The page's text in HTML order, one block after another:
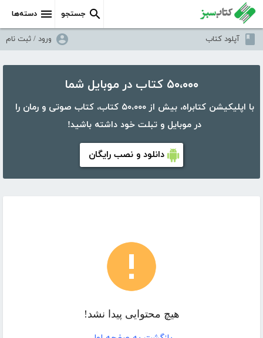
دسته‌ها جستجو
آپلود کتاب ورود / ثبت نام
۵۰،۰۰۰ کتاب در موبایل شما
با اپلیکیشن کتابراه، بیش از ۵۰،۰۰۰ کتاب، کتاب صوتی و رمان را
در موبایل و تبلت خود داشته باشید!
دانلود و نصب رایگان
هیچ محتوایی پیدا نشد!